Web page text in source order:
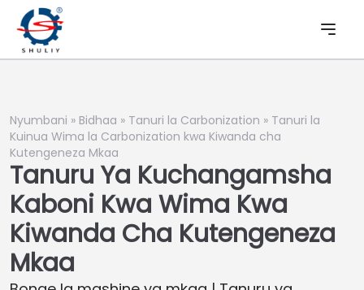
Nyumbani » Bidhaa » Tanuri la Carbonization » Tanuri la
Kuinua Wima la Carbonization kwa Kiwanda cha
Kutengeneza Mkaa
Tanuru Ya Kuchangamsha
Kaboni Kwa Wima Kwa
Kiwanda Cha Kutengeneza
Mkaa